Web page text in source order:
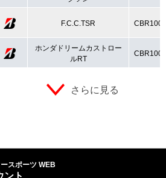
F.C.C.TSR
ホンダドリームカストロー
ルRT
さらに見る
スポーツ WEB
ント